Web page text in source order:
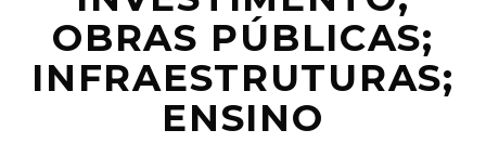
Twitter
Facebook
OBRAS PÚBLICAS;
INFRAESTRUTURAS;
ENSINO